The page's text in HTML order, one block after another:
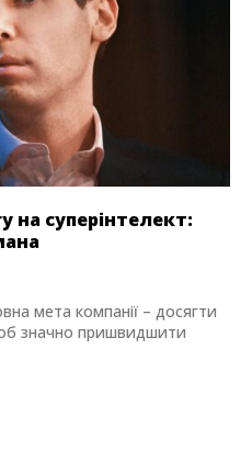
на суперінтелект:
мета компанії – досягти
значно пришвидшити